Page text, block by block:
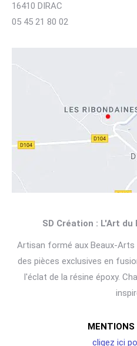
16410 DIRAC
05 45 21 80 02
SD Création : L'Art du
Artisan formé aux Beaux-
des pièces exclusives en
l'éclat de la résine époxy.
MENTIONS
cliqez ici